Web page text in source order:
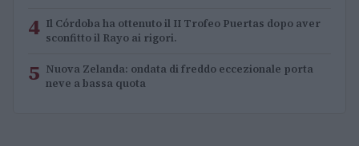
4 Il Córdoba ha ottenuto il II Trofeo Puertas dopo aver
sconfitto il Rayo ai rigori.
5 Nuova Zelanda: ondata di freddo eccezionale porta
neve a bassa quota